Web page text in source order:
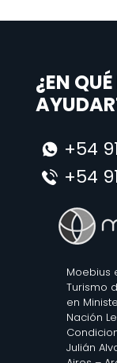
¿EN
+54
+54
Moebius
Turismo
en
Nación
Julián